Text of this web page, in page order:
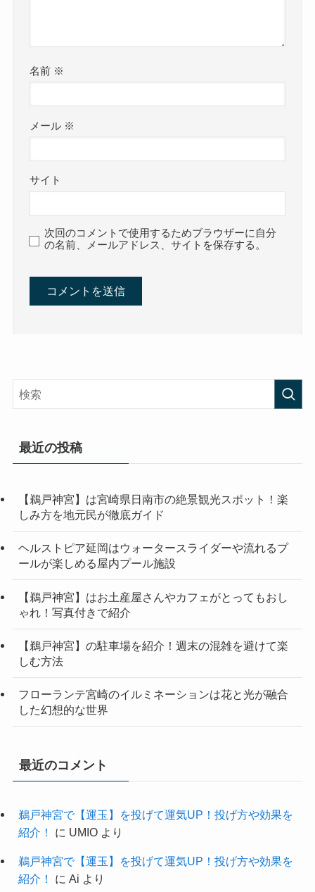
名前 ※
メール ※
サイト
次回のコメントで使用するためブラウザーに自分
の名前、メールアドレス、サイトを保存する。
最近の投稿
【鵜戸神宮】は宮崎県日南市の絶景観光スポット！楽
しみ方を地元民が徹底ガイド
ヘルストピア延岡はウォータースライダーや流れるプ
ールが楽しめる屋内プール施設
【鵜戸神宮】はお土産屋さんやカフェがとってもおし
ゃれ！写真付きで紹介
【鵜戸神宮】の駐車場を紹介！週末の混雑を避けて楽
しむ方法
フローランテ宮崎のイルミネーションは花と光が融合
した幻想的な世界
最近のコメント
鵜戸神宮で【運玉】を投げて運気UP！投げ方や効果を
紹介！
に UMIOより
鵜戸神宮で【運玉】を投げて運気UP！投げ方や効果を
紹介！
に Ai より